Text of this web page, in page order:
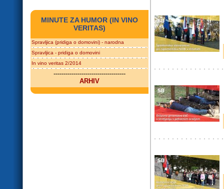
MINUTE ZA HUMOR (IN VINO
VERITAS)
Spravljica (pridiga o domovini) - narodna
Spravljica - pridiga o domovini
In vino veritas 2/2014
------------------------------------
ARHIV